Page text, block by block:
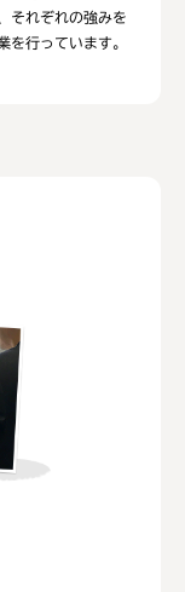
それぞれの強みを
を行っています。